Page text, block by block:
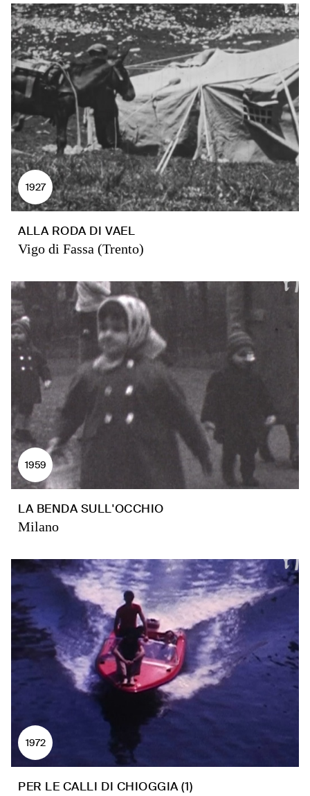
1927
ALLA RODA DI VAEL
Vigo di Fassa (Trento)
1959
LA BENDA SULL'OCCHIO
Milano
1972
PER LE CALLI DI CHIOGGIA (1)